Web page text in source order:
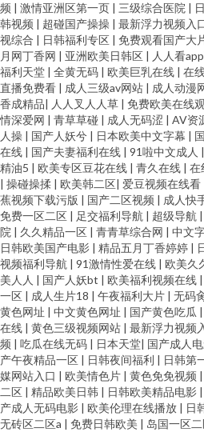
频 | 激情亚洲区第一页 | 三级综合医院 |
韩视频 | 超碰国产操操 | 最新浮力视频入
视综合 | 日韩福利专区 | 免费观看国产大
月网丁香网 | 亚洲欧美日韩区 | 人人看
福利天堂 | 全黄无码 | 欧美巨乳在线 | 在
直播免费看 | 成人三级av网站 | 成人动漫
香成精品| 人人叉人人草 | 免费欧美在线
情深爱网 | 青草草碰 | 成人无码涩 | AV资
人操 | 国产人妖兮 | 日本欧美中文字幕 |
在线 | 国产夫妻福利在线 | 91啦中文成人 |
精油5 | 欧美专区豆花在线 | 青久在线 | 在
| 操碰操揉 | 欧美韩二区| 爱豆视频在线看
蕉视频下载污版 | 国产二区视频 | 成人快
免费一区二区 | 足交福利导航 | 超级导航 |
院 | 久久精品一区 | 青青草综合网 | 中文
日韩欧美国产电影 | 精品五月丁香婷婷 |
视频福利导航 | 91激情性爱在线 | 欧美久
美人人 | 国产人妖bt | 欧美福利视频在线 |
一区 | 成人生片18 | 午夜福利大片 | 无码
黄色网址 | 中文黄色网址 | 国产黄色吃瓜 |
在线 | 黄色三级视频网站 | 最新浮力视频
频 | 吃瓜在线无码 | 日本天堂| 国产成人
产午夜精品一区 | 日韩夜间福利 | 日韩第
媒网站入口 | 欧美情色片 | 黄色免免视频 |
二区 | 精品欧美日韩 | 日韩欧美精品电影 |
产成人无码电影 | 欧美伦理在线播放 | 日
无砖区二区a | 免费日韩欧美 | 岛国一区